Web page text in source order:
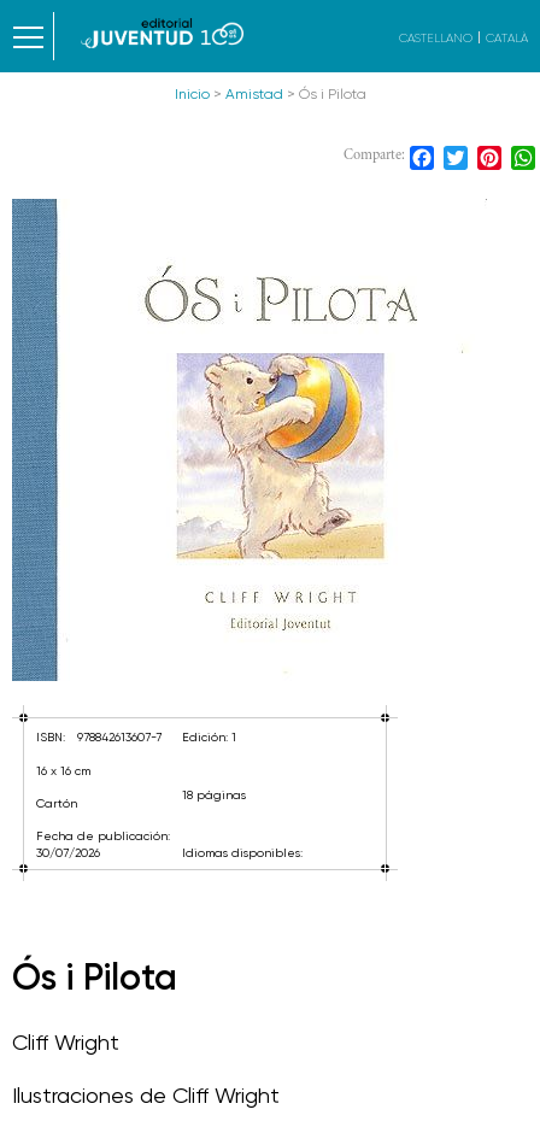
CASTELLANO CATALÀ
Inicio> Amistad > Ós i Pilota
Comparte: Facebook
Twitter
ISBN: 978842613607-7
16 x 16 cm
Cartón
Fecha de publicación:
30/07/2026
Edición: 1
18 páginas
Idiomas disponibles:
Ós i Pilota
Cliff Wright
Ilustraciones de Cliff Wright